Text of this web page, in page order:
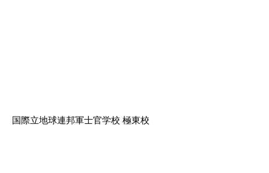
国際立地球連邦軍士官学校 極東校